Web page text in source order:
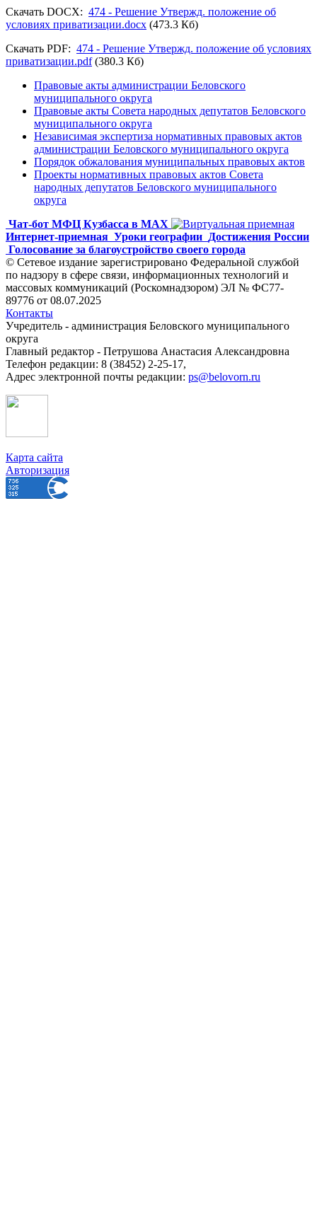
Скачать DOCX: 474 - Решение Утвержд. положение об
условиях приватизации.docx (473.3 Кб)
Скачать PDF: 474 - Решение Утвержд. положение об условиях
приватизации.pdf(380.3 Кб)
Правовые акты администрации Беловского
муниципального округа
Правовые акты Совета народных депутатов Беловского
муниципального округа
Независимая экспертиза нормативных правовых актов
администрации Беловского муниципального округа
Порядок обжалования муниципальных правовых актов
Проекты нормативных правовых актов Совета
народных депутатов Беловского муниципального
округа
Чат-бот МФЦ Кузбасса в MAX
Интернет-приемная Уроки географии Достижения России
Голосование за благоустройство своего города
© Сетевое издание зарегистрировано Федеральной службой
по надзору в сфере связи, информационных технологий и
массовых коммуникаций (Роскомнадзором) ЭЛ № ФС77-
89776 от 08.07.2025
Контакты
Учредитель - администрация Беловского муниципального
округа
Главный редактор - Петрушова Анастасия Александровна
Телефон редакции: 8 (38452) 2-25-17,
Адрес электронной почты редакции: ps@belovorn.ru
Карта сайта
Авторизация